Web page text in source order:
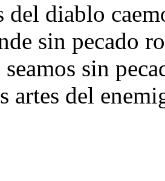
del diablo
sin pecado
sin
artes del